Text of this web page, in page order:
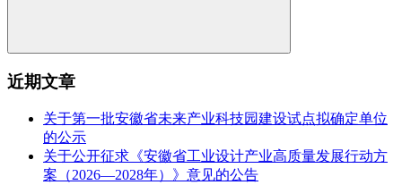
近期文章
关于第一批安徽省未来产业科技园建设试点拟确定单位
的公示
关于公开征求《安徽省工业设计产业高质量发展行动方
案（2026—2028年）》意见的公告